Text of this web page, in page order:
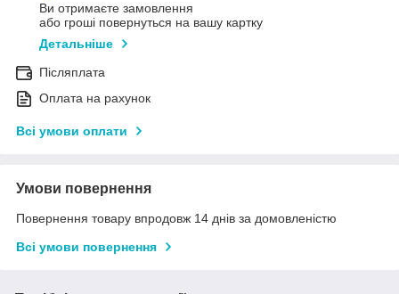
Ви отримаєте замовлення
або гроші повернуться на вашу картку
Детальніше
Післяплата
Оплата на рахунок
Всі умови оплати
Умови повернення
Повернення товару впродовж 14 днів за домовленістю
Всі умови повернення